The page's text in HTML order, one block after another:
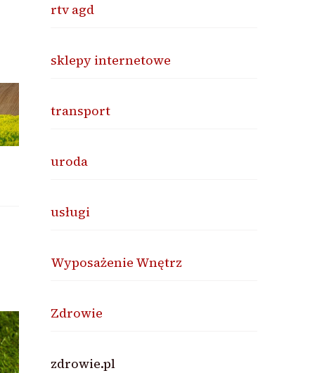
rtv agd
sklepy internetowe
transport
uroda
usługi
Wyposażenie Wnętrz
Zdrowie
zdrowie.pl